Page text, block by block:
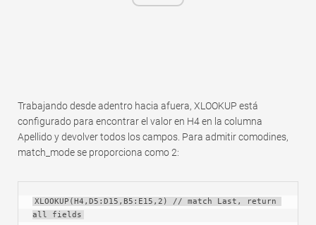
Trabajando desde adentro hacia afuera, XLOOKUP está
configurado para encontrar el valor en H4 en la columna
Apellido y devolver todos los campos. Para admitir comodines,
match_mode se proporciona como 2:
XLOOKUP(H4,D5:D15,B5:E15,2) // match Last, return
all fields